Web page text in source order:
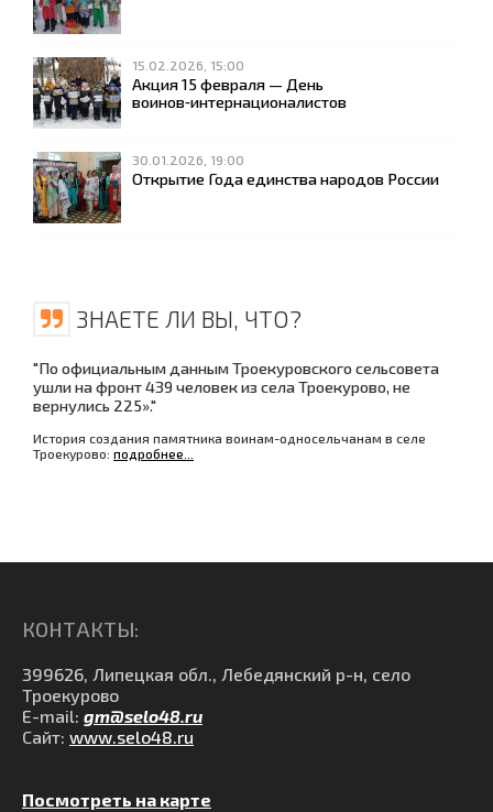
15.02.2026, 15:00
Акция 15 февраля — День
воинов‑интернационалистов
30.01.2026, 19:00
Открытие Года единства народов России
ЗНАЕТЕ ЛИ ВЫ, ЧТО?
"По официальным данным Троекуровского сельсовета
ушли на фронт 439 человек из села Троекурово, не
вернулись 225»."
История создания памятника воинам-односельчанам в селе
Троекурово: подробнее...
КОНТАКТЫ:
399626, Липецкая обл., Лебедянский р-н, село
Троекурово
E-mail: gm@selo48.ru
Сайт: www.selo48.ru
Посмотреть на карте